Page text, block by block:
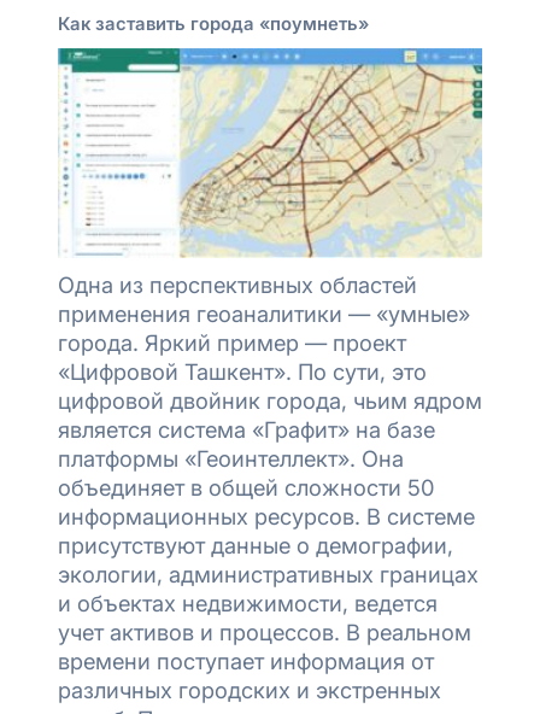
Как заставить города «поумнеть»
Одна из перспективных областей
применения геоаналитики — «умные»
города. Яркий пример — проект
«Цифровой Ташкент». По сути, это
цифровой двойник города, чьим ядром
является система «Графит» на базе
платформы «Геоинтеллект». Она
объединяет в общей сложности 50
информационных ресурсов. В системе
присутствуют данные о демографии,
экологии, административных границах
и объектах недвижимости, ведется
учет активов и процессов. В реальном
времени поступает информация от
различных городских и экстренных